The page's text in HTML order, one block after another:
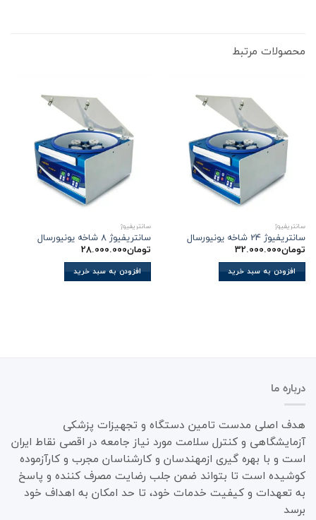
محصولات مرتبط
سانتریفیوژ
سانتریفیوژ 24 شاخه یونیورسال
تومان32.000.000
افزودن به سبد خرید
سانتریفیوژ
سانتریفیوژ 8 شاخه یونیورسال
تومان28.000.000
افزودن به سبد خرید
درباره ما
هدف اصلی مدست تامین دستگاه و تجهیزات پزشکی
آزمایشگاهی و کنترل سلامت مورد نیاز جامعه در اقصی نقاط ایران
است و با بهره گیری ازمهندسان و کارشناسان مجرب و کارآزموده
کوشیده است تا بتواند ضمن جلب رضایت مصرف کننده و پاسخ
به تعهدات و کیفیت خدمات خود، تا حد امکان به اهداف خود
برسد